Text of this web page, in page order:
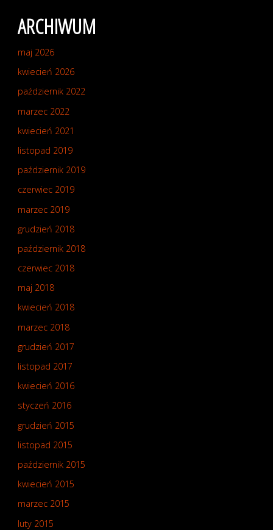
ARCHIWUM
maj 2026
kwiecień 2026
październik 2022
marzec 2022
kwiecień 2021
listopad 2019
październik 2019
czerwiec 2019
marzec 2019
grudzień 2018
październik 2018
czerwiec 2018
maj 2018
kwiecień 2018
marzec 2018
grudzień 2017
listopad 2017
kwiecień 2016
styczeń 2016
grudzień 2015
listopad 2015
październik 2015
kwiecień 2015
marzec 2015
luty 2015